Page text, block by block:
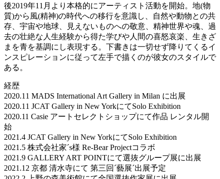
後2019年11月より本格的にアーティスト活動を開始。地(物
質)から風(精神)の時代への移行を意識し、自然や動物との共
存、宇宙や地球、見えないものへの敬意、精神世界や魂、過
去の壮絶な人生経験から得た学びや人間の喜怒哀楽、生きざ
まを青を基調にし表現する。下書きは一切せず降りてくるイ
ンスピレーションに従って左手で描くのが彼女のスタイルで
ある。
経歴
2020.11 MADS International Art Gallery in Milan に出展
2020.11 JCAT Gallery in New YorkにてSolo Exhibition
2020.11 Casie アートセレクトショップにて作品 レンタル開
始
2021.4 JCAT Gallery in New YorkにてSolo Exhibition
2021.5 株式会社家´s様 Re-Bear Projectコラボ
2021.9 GALLERY ART POINTにて選抜グループ展に出展
2021.12 京都 清水寺にて 第三回´藝展´出展予定